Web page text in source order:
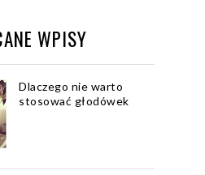
WPISY
Dlaczego nie warto
stosować głodówek